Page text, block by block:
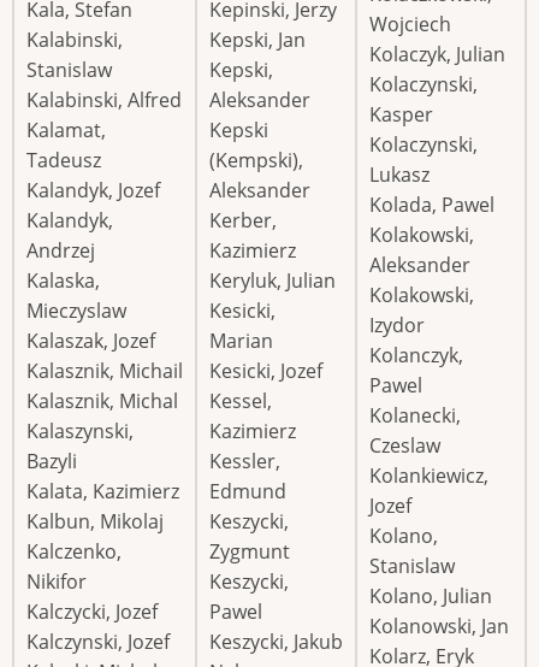
Kala, Stefan
Kalabinski,
Stanislaw
Kalabinski, Alfred
Kalamat,
Tadeusz
Kalandyk, Jozef
Kalandyk,
Andrzej
Kalaska,
Mieczyslaw
Kalaszak, Jozef
Kalasznik, Michail
Kalasznik, Michal
Kalaszynski,
Bazyli
Kalata, Kazimierz
Kalbun, Mikolaj
Kalczenko,
Nikifor
Kalczycki, Jozef
Kalczynski, Jozef
Kepinski, Jerzy
Kepski, Jan
Kepski,
Aleksander
Kepski
(Kempski),
Aleksander
Kerber,
Kazimierz
Keryluk, Julian
Kesicki,
Marian
Kesicki, Jozef
Kessel,
Kazimierz
Kessler,
Edmund
Keszycki,
Zygmunt
Keszycki,
Pawel
Keszycki, Jakub
Wojciech
Kolaczyk, Julian
Kolaczynski,
Kasper
Kolaczynski,
Lukasz
Kolada, Pawel
Kolakowski,
Aleksander
Kolakowski,
Izydor
Kolanczyk,
Pawel
Kolanecki,
Czeslaw
Kolankiewicz,
Jozef
Kolano,
Stanislaw
Kolano, Julian
Kolanowski, Jan
Kolarz, Eryk